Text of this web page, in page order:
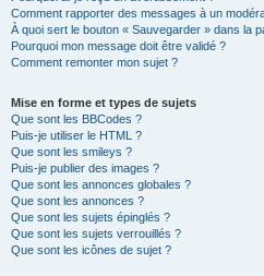
Comment rapporter des messages à un
À quoi sert le bouton « Sauvegarder » dans la
Pourquoi mon message doit être validé ?
Comment remonter mon sujet ?
Mise en forme et types de sujets
Que sont les BBCodes ?
Puis-je utiliser le HTML ?
Que sont les smileys ?
Puis-je publier des images ?
Que sont les annonces globales ?
Que sont les annonces ?
Que sont les sujets épinglés ?
Que sont les sujets verrouillés ?
Que sont les icônes de sujet ?